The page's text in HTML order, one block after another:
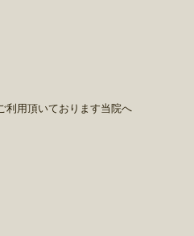
利用頂いております当院へ